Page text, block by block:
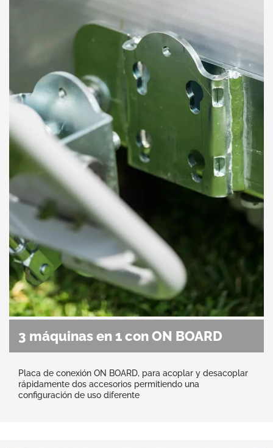
3 máquinas en 1 con ON BOARD
Placa de conexión ON BOARD, para acoplar y desacoplar
rápidamente dos accesorios permitiendo una
configuración de uso diferente